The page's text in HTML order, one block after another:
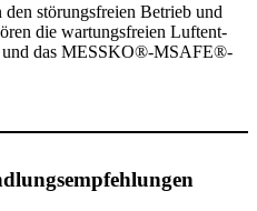
störungs­freien Betrieb und
die wartungs­freien Luft­ent­
das MESSKO®-MSAFE®-